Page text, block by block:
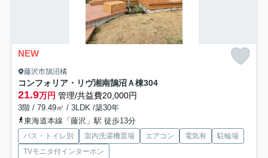
NEW
藤沢市鵠沼橘
コンフォリア・リヴ湘南鵠沼Ａ棟304
21.9万円 管理/共益費20,000円
3階 / 79.49㎡ / 3LDK /築30年
東海道本線「藤沢」駅 徒歩13分
バス・トイレ別 室内洗濯機置場 エアコン 電気有
駐輪場
TVモニタ付インターホン